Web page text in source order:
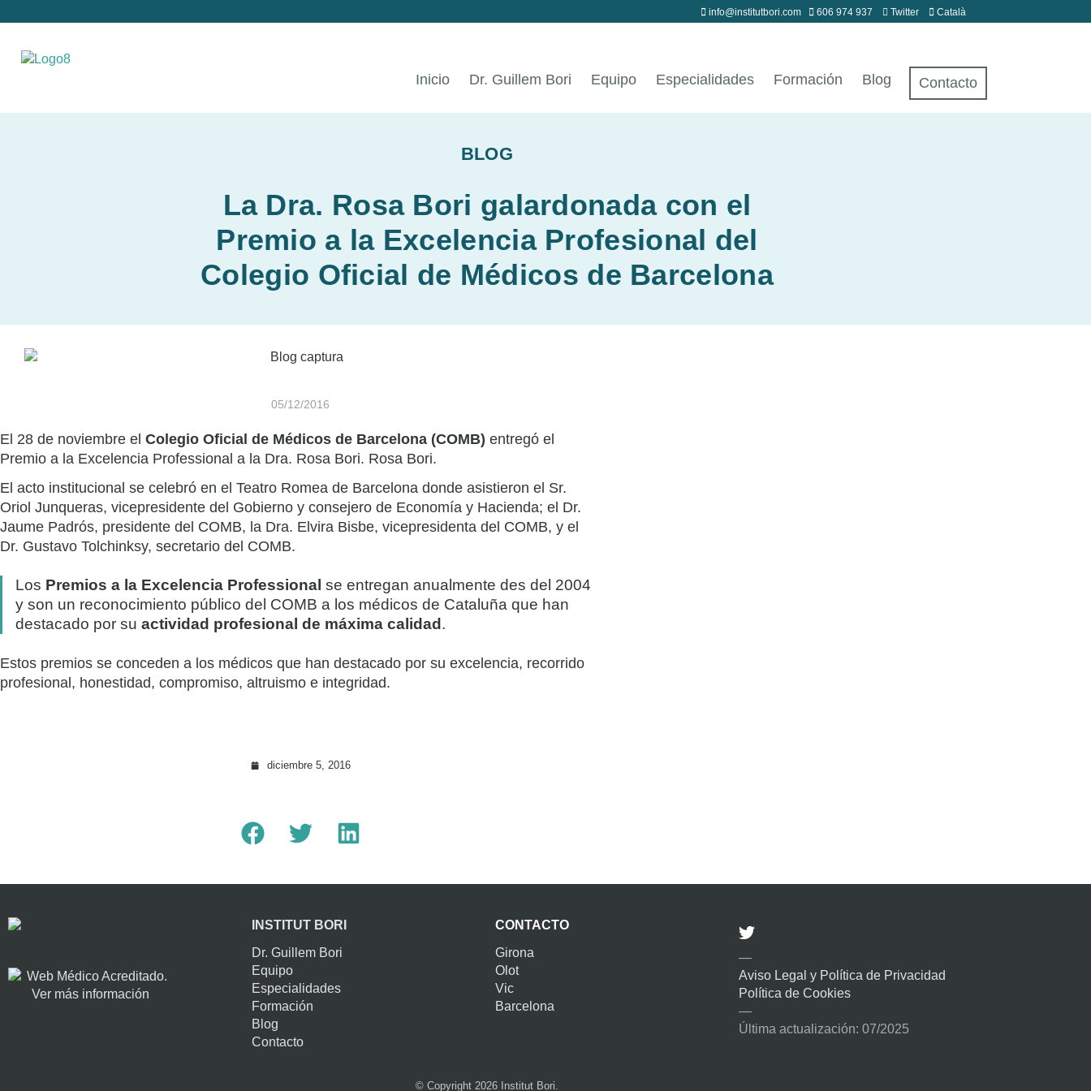
info@institutbori.com 606 974 937 Twitter Català
Inicio Dr. Guillem Bori Equipo Especialidades Formación Blog Contacto
BLOG
La Dra. Rosa Bori galardonada con el
Premio a la Excelencia Profesional del
Colegio Oficial de Médicos de Barcelona
05/12/2016
El 28 de noviembre el Colegio Oficial de Médicos de Barcelona (COMB) entregó el
Premio a la Excelencia Professional a la Dra. Rosa Bori. Rosa Bori.
El acto institucional se celebró en el Teatro Romea de Barcelona donde asistieron el Sr.
Oriol Junqueras, vicepresidente del Gobierno y consejero de Economía y Hacienda; el Dr.
Jaume Padrós, presidente del COMB, la Dra. Elvira Bisbe, vicepresidenta del COMB, y el
Dr. Gustavo Tolchinksy, secretario del COMB.
Los Premios a la Excelencia Professional se entregan anualmente des del 2004
y son un reconocimiento público del COMB a los médicos de Cataluña que han
destacado por su actividad profesional de máxima calidad.
Estos premios se conceden a los médicos que han destacado por su excelencia, recorrido
profesional, honestidad, compromiso, altruismo e integridad.
diciembre 5, 2016
INSTITUT BORI
Dr. Guillem Bori
Equipo
Especialidades
Formación
Blog
Contacto
CONTACTO
Girona
Olot
Vic
Barcelona
—
Aviso Legal y Política de Privacidad
Política de Cookies
—
Última actualización: 07/2025
© Copyright 2026 Institut Bori.